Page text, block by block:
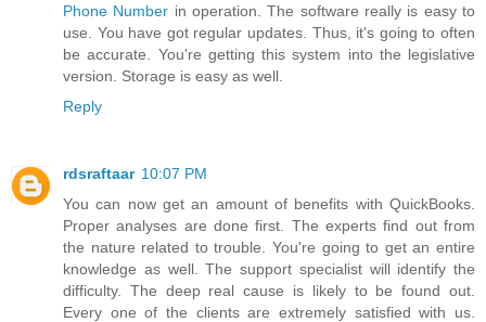
Phone Number in operation. The software really is easy to
use. You have got regular updates. Thus, it's going to often
be accurate. You're getting this system into the legislative
version. Storage is easy as well.
Reply
rdsraftaar 10:07 PM
You can now get an amount of benefits with QuickBooks.
Proper analyses are done first. The experts find out from
the nature related to trouble. You're going to get an entire
knowledge as well. The support specialist will identify the
difficulty. The deep real cause is likely to be found out.
Every one of the clients are extremely satisfied with us.